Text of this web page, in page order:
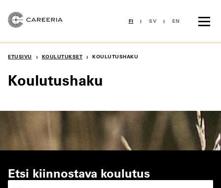
sisältöön
FI SV EN
ETUSIVU › KOULUTUKSET › KOULUTUSHAKU
Koulutushaku
Etsi kiinnostava koulutus